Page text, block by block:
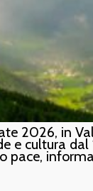
2026, in
e cultura dal
pace,